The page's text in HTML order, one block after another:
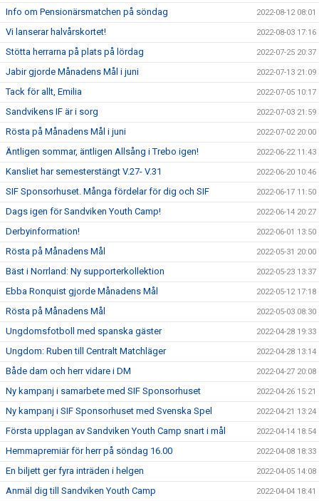
Info om Pensionärsmatchen på söndag 2022-08-12 08:01
Vi lanserar halvårskortet! 2022-08-03 17:16
Stötta herrarna på plats på lördag 2022-07-25 20:37
Jabir gjorde Månadens Mål i juni 2022-07-13 21:09
Tack för allt, Emilia 2022-07-05 10:17
Sandvikens IF är i sorg 2022-07-03 21:59
Rösta på Månadens Mål i juni 2022-07-02 20:00
Äntligen sommar, äntligen Allsång i Trebo igen! 2022-06-22 11:43
Kansliet har semesterstängt V.27- V.31 2022-06-20 10:46
SIF Sponsorhuset. Många fördelar för dig och SIF 2022-06-17 11:50
Dags igen för Sandviken Youth Camp! 2022-06-14 20:27
Derbyinformation! 2022-06-01 13:50
Rösta på Månadens Mål 2022-05-31 20:00
Bäst i Norrland: Ny supporterkollektion 2022-05-23 13:37
Ebba Ronquist gjorde Månadens Mål 2022-05-12 17:18
Rösta på Månadens Mål 2022-05-03 08:30
Ungdomsfotboll med spanska gäster 2022-04-28 19:33
Ungdom: Ruben till Centralt Matchläger 2022-04-28 13:14
Både dam och herr vidare i DM 2022-04-27 20:08
Ny kampanj i samarbete med SIF Sponsorhuset 2022-04-26 15:21
Ny kampanj i SIF Sponsorhuset med Svenska Spel 2022-04-21 13:24
Första upplagan av Sandviken Youth Camp snart i mål 2022-04-14 18:54
Hemmapremiär för herr på söndag 16.00 2022-04-08 18:33
En biljett ger fyra inträden i helgen 2022-04-05 14:08
Anmäl dig till Sandviken Youth Camp 2022-04-04 18:41